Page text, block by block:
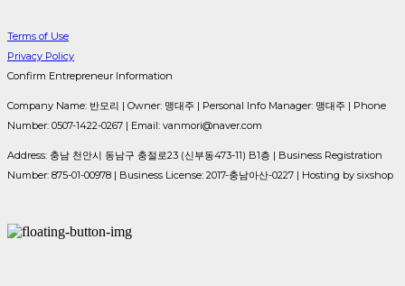
Terms of Use
Privacy Policy
Confirm Entrepreneur Information
Company Name: 반모리 | Owner: 맹대주 | Personal Info Manager: 맹대주 | Phone
Number: 0507-1422-0267 | Email: vanmori@naver.com
Address: 충남 천안시 동남구 충절로23 (신부동473-11) B1층 | Business Registration
Number: 875-01-00978 | Business License: 2017-충남아산-0227 | Hosting by sixshop